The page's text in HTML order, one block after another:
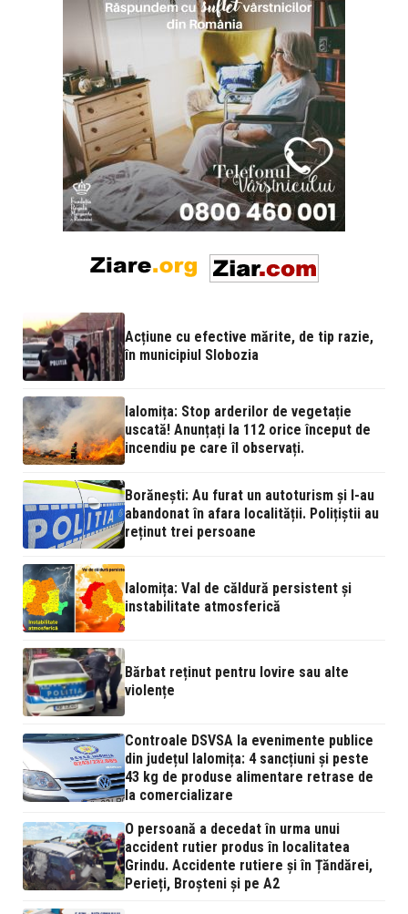
Acțiune cu efective mărite, de tip razie,
în municipiul Slobozia
Ialomița: Stop arderilor de vegetație
uscată! Anunțați la 112 orice început de
incendiu pe care îl observați.
Borănești: Au furat un autoturism și l-au
abandonat în afara localității. Polițiștii au
reținut trei persoane
Ialomița: Val de căldură persistent și
instabilitate atmosferică
Bărbat reținut pentru lovire sau alte
violențe
Controale DSVSA la evenimente publice
din județul Ialomița: 4 sancțiuni și peste
43 kg de produse alimentare retrase de
la comercializare
O persoană a decedat în urma unui
accident rutier produs în localitatea
Grindu. Accidente rutiere și în Țăndărei,
Perieți, Broșteni și pe A2